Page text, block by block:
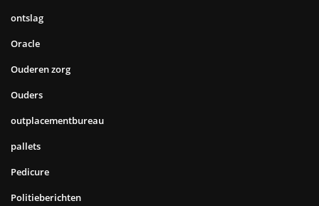
ontslag
Oracle
Ouderen zorg
Ouders
outplacementbureau
pallets
Pedicure
Politieberichten